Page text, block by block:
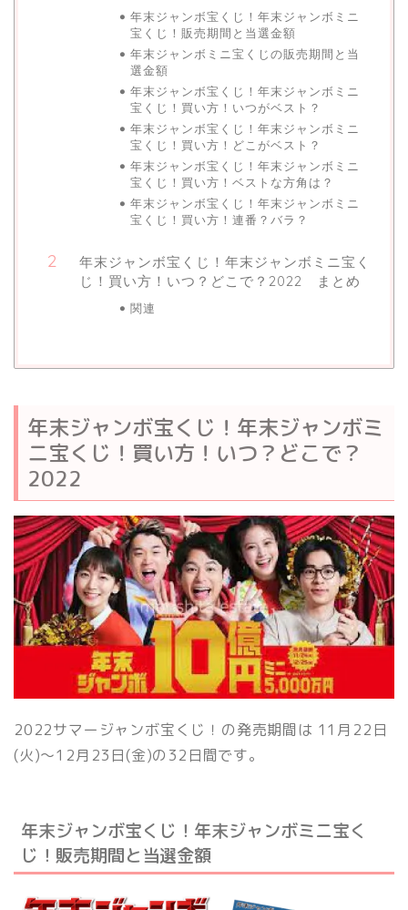
年末ジャンボ宝くじ！年末ジャンボミニ
宝くじ！販売期間と当選金額
年末ジャンボミニ宝くじの販売期間と当
選金額
年末ジャンボ宝くじ！年末ジャンボミニ
宝くじ！買い方！いつがベスト？
年末ジャンボ宝くじ！年末ジャンボミニ
宝くじ！買い方！どこがベスト？
年末ジャンボ宝くじ！年末ジャンボミニ
宝くじ！買い方！ベストな方角は？
年末ジャンボ宝くじ！年末ジャンボミニ
宝くじ！買い方！連番？バラ？
年末ジャンボ宝くじ！年末ジャンボミニ宝く
じ！買い方！いつ？どこで？2022 まとめ
関連
年末ジャンボ宝くじ！年末ジャンボミ
ニ宝くじ！買い方！いつ？どこで？
2022
2022サマージャンボ宝くじ！の発売期間は 11月22日
(火)～12月23日(金)の32日間です。
年末ジャンボ宝くじ！年末ジャンボミニ宝く
じ！販売期間と当選金額